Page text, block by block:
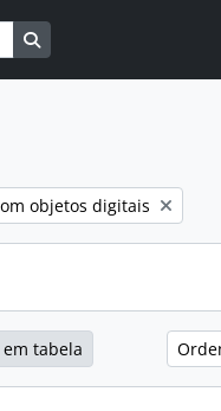
filtro:
objetos digitais
tabela